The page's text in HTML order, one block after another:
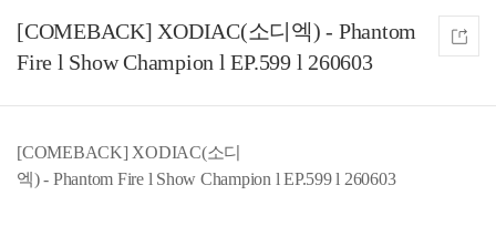
[COMEBACK] XODIAC(소디엑) - Phantom
Fire l Show Champion l EP.599 l 260603
[COMEBACK] XODIAC(소디
엑) - Phantom Fire l Show Champion l EP.599 l 260603